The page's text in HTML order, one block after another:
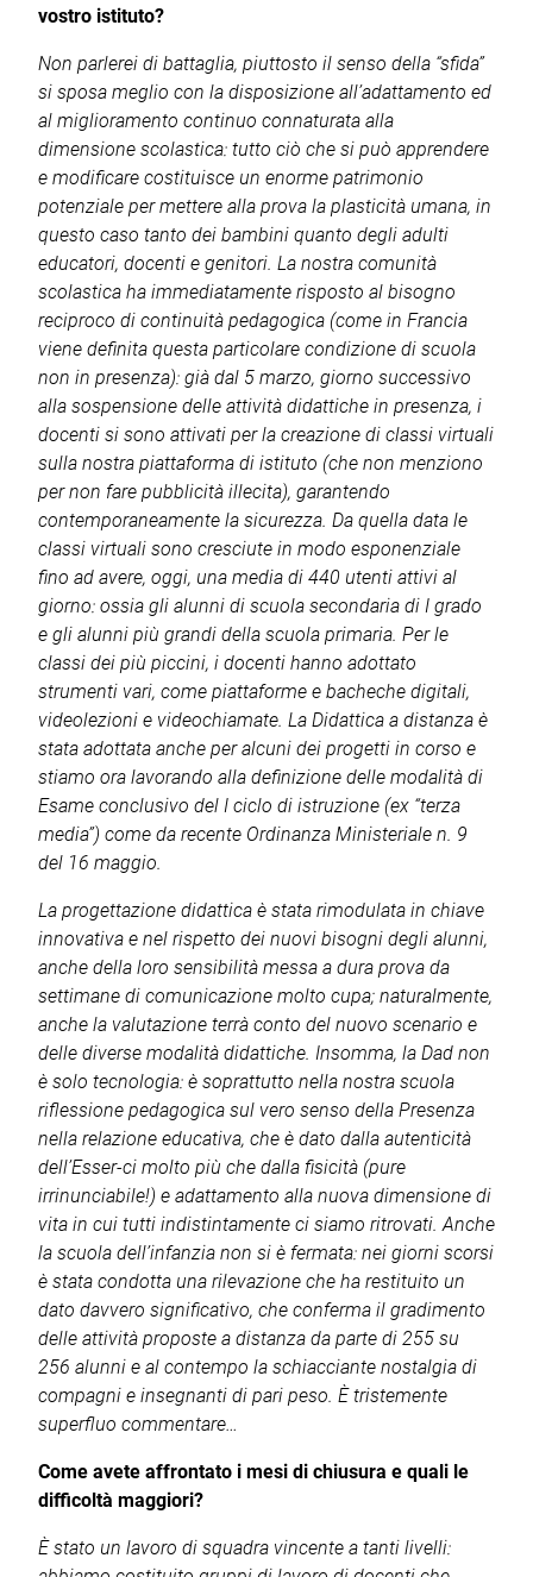
vostro istituto?
Non parlerei di battaglia, piuttosto il senso della “sfida”
si sposa meglio con la disposizione all’adattamento ed
al miglioramento continuo connaturata alla
dimensione scolastica: tutto ciò che si può apprendere
e modificare costituisce un enorme patrimonio
potenziale per mettere alla prova la plasticità umana, in
questo caso tanto dei bambini quanto degli adulti
educatori, docenti e genitori. La nostra comunità
scolastica ha immediatamente risposto al bisogno
reciproco di continuità pedagogica (come in Francia
viene definita questa particolare condizione di scuola
non in presenza): già dal 5 marzo, giorno successivo
alla sospensione delle attività didattiche in presenza, i
docenti si sono attivati per la creazione di classi virtuali
sulla nostra piattaforma di istituto (che non menziono
per non fare pubblicità illecita), garantendo
contemporaneamente la sicurezza. Da quella data le
classi virtuali sono cresciute in modo esponenziale
fino ad avere, oggi, una media di 440 utenti attivi al
giorno: ossia gli alunni di scuola secondaria di I grado
e gli alunni più grandi della scuola primaria. Per le
classi dei più piccini, i docenti hanno adottato
strumenti vari, come piattaforme e bacheche digitali,
videolezioni e videochiamate. La Didattica a distanza è
stata adottata anche per alcuni dei progetti in corso e
stiamo ora lavorando alla definizione delle modalità di
Esame conclusivo del I ciclo di istruzione (ex “terza
media”) come da recente Ordinanza Ministeriale n. 9
del 16 maggio.
La progettazione didattica è stata rimodulata in chiave
innovativa e nel rispetto dei nuovi bisogni degli alunni,
anche della loro sensibilità messa a dura prova da
settimane di comunicazione molto cupa; naturalmente,
anche la valutazione terrà conto del nuovo scenario e
delle diverse modalità didattiche. Insomma, la Dad non
è solo tecnologia: è soprattutto nella nostra scuola
riflessione pedagogica sul vero senso della Presenza
nella relazione educativa, che è dato dalla autenticità
dell’Esser-ci molto più che dalla fisicità (pure
irrinunciabile!) e adattamento alla nuova dimensione di
vita in cui tutti indistintamente ci siamo ritrovati. Anche
la scuola dell’infanzia non si è fermata: nei giorni scorsi
è stata condotta una rilevazione che ha restituito un
dato davvero significativo, che conferma il gradimento
delle attività proposte a distanza da parte di 255 su
256 alunni e al contempo la schiacciante nostalgia di
compagni e insegnanti di pari peso. È tristemente
superfluo commentare…
Come avete affrontato i mesi di chiusura e quali le
difficoltà maggiori?
È stato un lavoro di squadra vincente a tanti livelli: